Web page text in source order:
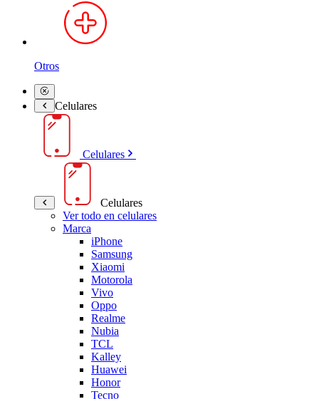
Otros
Celulares
Celulares
Celulares
Ver todo en celulares
Marca
iPhone
Samsung
Xiaomi
Motorola
Vivo
Oppo
Realme
Nubia
TCL
Kalley
Huawei
Honor
Tecno